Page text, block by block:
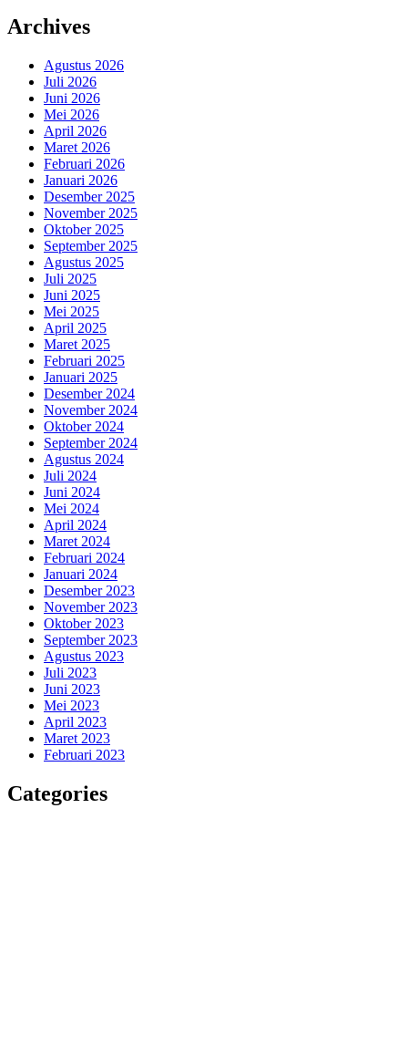
Archives
Agustus 2026
Juli 2026
Juni 2026
Mei 2026
April 2026
Maret 2026
Februari 2026
Januari 2026
Desember 2025
November 2025
Oktober 2025
September 2025
Agustus 2025
Juli 2025
Juni 2025
Mei 2025
April 2025
Maret 2025
Februari 2025
Januari 2025
Desember 2024
November 2024
Oktober 2024
September 2024
Agustus 2024
Juli 2024
Juni 2024
Mei 2024
April 2024
Maret 2024
Februari 2024
Januari 2024
Desember 2023
November 2023
Oktober 2023
September 2023
Agustus 2023
Juli 2023
Juni 2023
Mei 2023
April 2023
Maret 2023
Februari 2023
Categories